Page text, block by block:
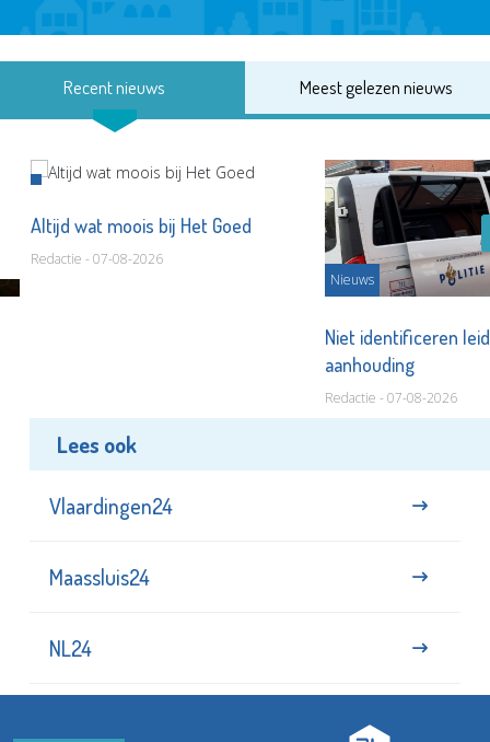
Recent nieuws Meest gelezen nieuws
Altijd wat moois bij Het Goed
Redactie - 07-08-2026
Nieuws
Niet identificeren
aanhouding
Redactie - 07-08-2026
Lees ook
Vlaardingen24
Maassluis24
NL24